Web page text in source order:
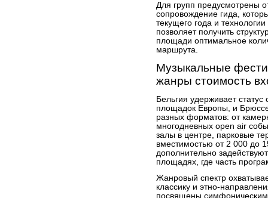
Для групп предусмотрены
сопровождение гида,
текущего года и
позволяет получить
площади оптимальное
маршрута.
Музыкальные
жанры стоимость
Бельгия удерживает
площадок Европы, и
разных форматов: от
многодневных open air
залы в центре, парковые
вместимостью от 2 000 до
дополнительно
площадях, где часть
Жанровый спектр
классику и этно-
посвящены симфоническим